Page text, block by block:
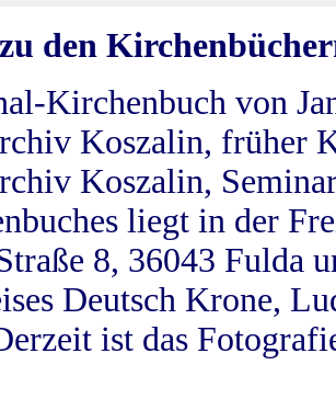
den
Kirchenbuch von
Koszalin, früher
Koszalin,
liegt in der
8, 36043 Fulda
Deutsch Krone,
ist das